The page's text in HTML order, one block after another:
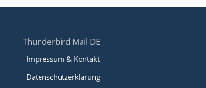
Thunderbird Mail DE
Impressum & Kontakt
Datenschutzerklärung